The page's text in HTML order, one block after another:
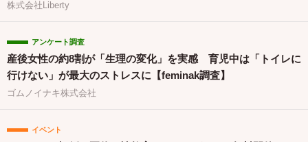
株式会社Liberty
アンケート調査
産後女性の約8割が「生理の変化」を実感 育児中は「トイレに
行けない」が最大のストレスに【feminak調査】
ゴムノイナキ株式会社
イベント